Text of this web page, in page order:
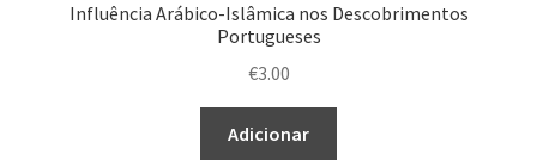
Influência Arábico-Islâmica nos Descobrimentos
Portugueses
€3.00
Adicionar